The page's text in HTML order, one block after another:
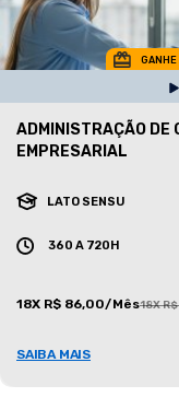
GANHE
ADMINISTRAÇÃO DE
EMPRESARIAL
LATO SENSU
360 A 720H
18X R$ 86,00/Mês18X
SAIBA MAIS